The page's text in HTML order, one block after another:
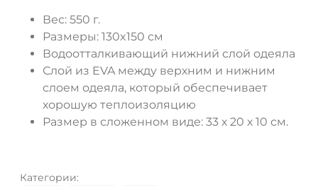
Вес: 550 г.
Размеры: 130x150 см
Водоотталкивающий нижний слой одеяла
Слой из EVA между верхним и нижним
слоем одеяла, который обеспечивает
хорошую теплоизоляцию
Размер в сложенном виде: 33 х 20 х 10 см.
Категории: